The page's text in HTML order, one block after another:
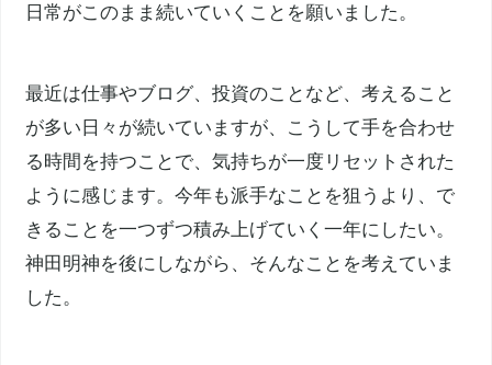
日常がこのまま続いていくことを願いました。
最近は仕事やブログ、投資のことなど、考えること
が多い日々が続いていますが、こうして手を合わせ
る時間を持つことで、気持ちが一度リセットされた
ように感じます。今年も派手なことを狙うより、で
きることを一つずつ積み上げていく一年にしたい。
神田明神を後にしながら、そんなことを考えていま
した。